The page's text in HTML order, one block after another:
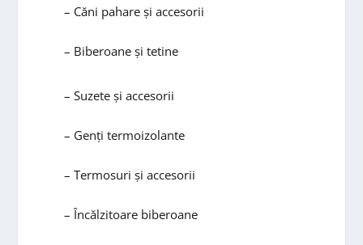
– Căni pahare și accesorii
– Biberoane și tetine
– Suzete și accesorii
– Genți termoizolante
– Termosuri și accesorii
– Încălzitoare biberoane